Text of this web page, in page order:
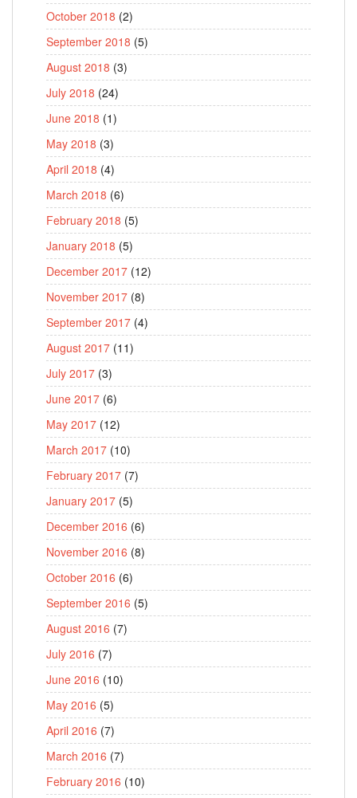
October 2018 (2)
September 2018 (5)
August 2018 (3)
July 2018 (24)
June 2018 (1)
May 2018 (3)
April 2018 (4)
March 2018 (6)
February 2018 (5)
January 2018 (5)
December 2017 (12)
November 2017 (8)
September 2017 (4)
August 2017 (11)
July 2017 (3)
June 2017 (6)
May 2017 (12)
March 2017 (10)
February 2017 (7)
January 2017 (5)
December 2016 (6)
November 2016 (8)
October 2016 (6)
September 2016 (5)
August 2016 (7)
July 2016 (7)
June 2016 (10)
May 2016 (5)
April 2016 (7)
March 2016 (7)
February 2016 (10)